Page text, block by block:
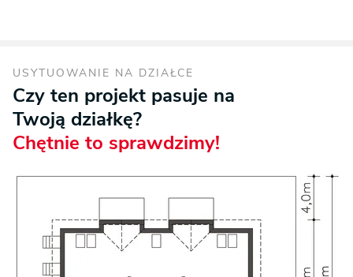
USYTUOWANIE NA DZIAŁCE
Czy ten projekt pasuje na
Twoją działkę?
Chętnie to sprawdzimy!